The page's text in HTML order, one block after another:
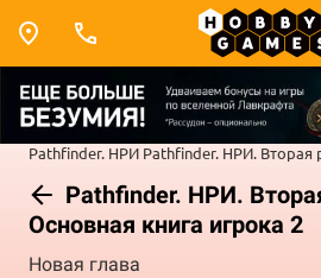
Pathfinder. НРИ Pathfinder. НРИ. Вторая
Pathfinder. НРИ.
Основная книга игрока 2
Новая глава